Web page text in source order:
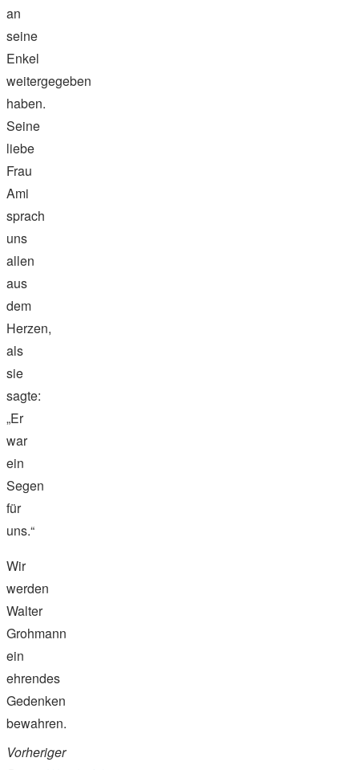
an
seine
Enkel
weitergegeben
haben.
Seine
liebe
Frau
Ami
sprach
uns
allen
aus
dem
Herzen,
als
sie
sagte:
„Er
war
ein
Segen
für
uns.“
Wir
werden
Walter
Grohmann
ein
ehrendes
Gedenken
bewahren.
Vorheriger